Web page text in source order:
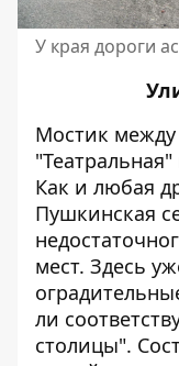
У края дороги
Мостик
Как и любая
Пушкинская
мест. Здесь
ли
столицы".